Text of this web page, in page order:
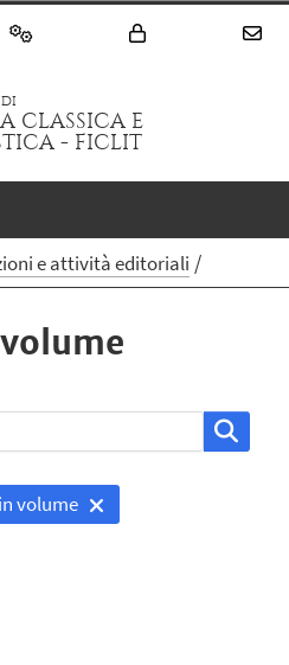
CLASSICA E
- FICLIT
e attività editoriali
volume